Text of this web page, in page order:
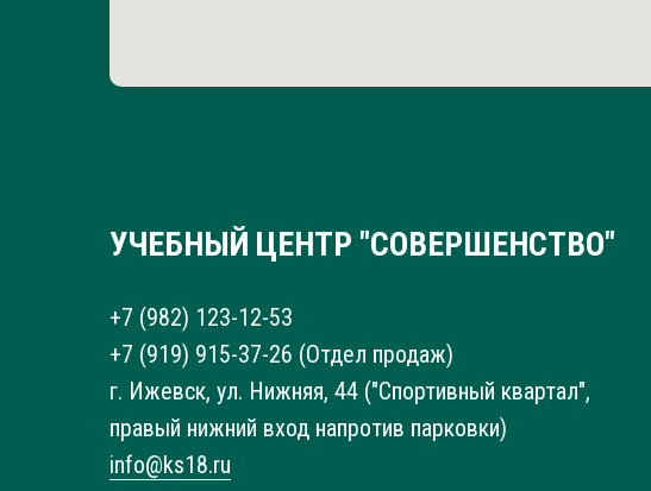
УЧЕБНЫЙ ЦЕНТР "СОВЕРШЕНСТВО"
+7 (982) 123-12-53
+7 (919) 915-37-26 (Отдел продаж)
г. Ижевск, ул. Нижняя, 44 ("Спортивный квартал",
правый нижний вход напротив парковки)
info@ks18.ru